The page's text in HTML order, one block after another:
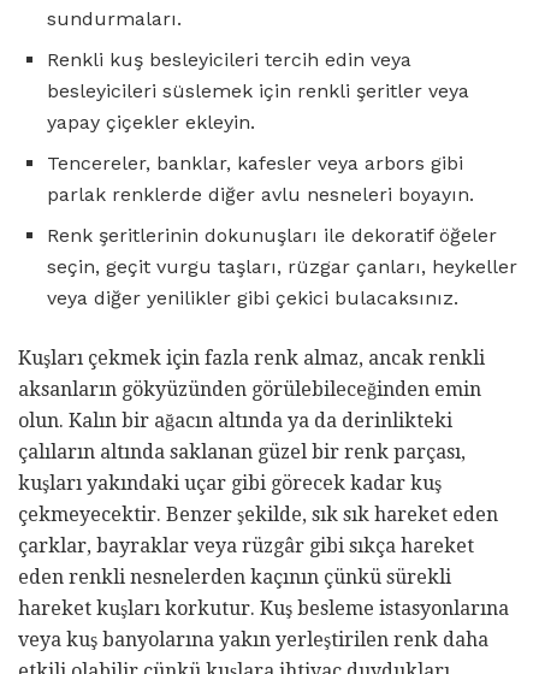
sundurmaları.
Renkli kuş besleyicileri tercih edin veya
besleyicileri süslemek için renkli şeritler veya
yapay çiçekler ekleyin.
Tencereler, banklar, kafesler veya arbors gibi
parlak renklerde diğer avlu nesneleri boyayın.
Renk şeritlerinin dokunuşları ile dekoratif öğeler
seçin, geçit vurgu taşları, rüzgar çanları, heykeller
veya diğer yenilikler gibi çekici bulacaksınız.
Kuşları çekmek için fazla renk almaz, ancak renkli
aksanların gökyüzünden görülebileceğinden emin
olun. Kalın bir ağacın altında ya da derinlikteki
çalıların altında saklanan güzel bir renk parçası,
kuşları yakındaki uçar gibi görecek kadar kuş
çekmeyecektir. Benzer şekilde, sık sık hareket eden
çarklar, bayraklar veya rüzgâr gibi sıkça hareket
eden renkli nesnelerden kaçının çünkü sürekli
hareket kuşları korkutur. Kuş besleme istasyonlarına
veya kuş banyolarına yakın yerleştirilen renk daha